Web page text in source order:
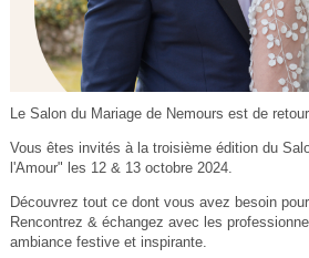
Le Salon du Mariage de Nemours est de
Vous êtes invités à la troisième édition du
l'Amour" les 12 & 13 octobre 2024.
Découvrez tout ce dont vous avez besoin
Rencontrez & échangez avec les
ambiance festive et inspirante.